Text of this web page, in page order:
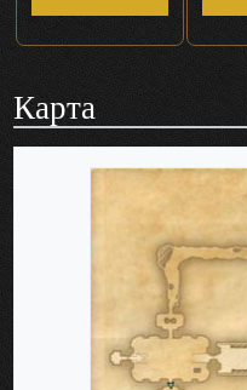
Карта